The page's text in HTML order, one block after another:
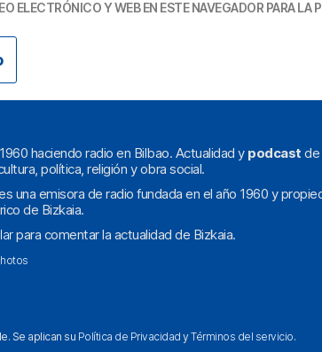
ELECTRÓNICO Y WEB EN ESTE NAVEGADOR PARA LA
haciendo radio en Bilbao. Actualidad y podcast de
política, religión y obra social.
una emisora de radio fundada en el año 1960 y
de Bizkaia.
para comentar la actualidad de Bizkaia.
Se aplican su Política de Privacidad yTérminos del servicio.